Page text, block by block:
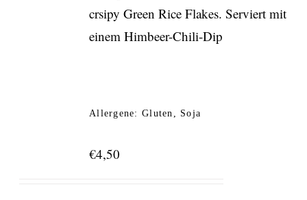
crsipy Green Rice Flakes. Serviert mit
einem Himbeer-Chili-Dip
Allergene: Gluten, Soja
€4,50